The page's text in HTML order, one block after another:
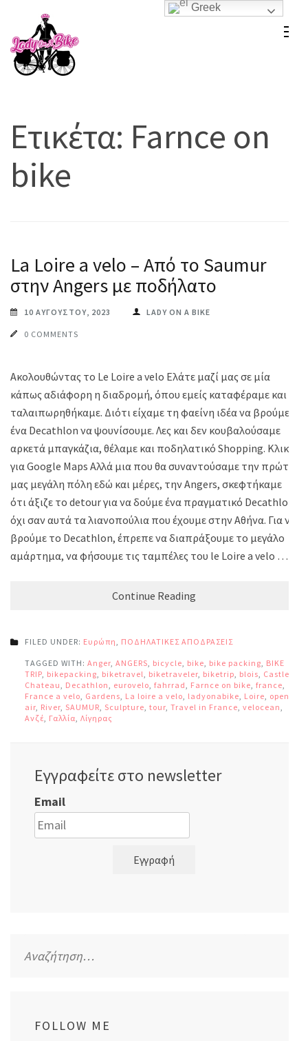
content
(Press
Ετικέτα: Farnce on
bike
La Loire a velo – Από το Saumur
στην Angers με ποδήλατο
10 ΑΥΓΟΎΣΤΟΥ, 2023 LADY ON A BIKE
0 COMMENTS
Ακολουθώντας το Le Loire a velo Ελάτε μαζί μας σε μία
κάπως αδιάφορη η διαδρομή, όπου εμείς καταφέραμε και
ταλαιπωρηθήκαμε. Διότι είχαμε τη φαείνη ιδέα να βρούμε
ένα Decathlon να ψουνίσουμε. Λες και δεν κουβαλούσαμε
αρκετά μπαγκάζια, θέλαμε και ποδηλατικό Shopping. Κλικ
για Google Maps Αλλά μια που θα συναντούσαμε την πρώτη
μας μεγάλη πόλη εδώ και μέρες, την Angers, σκεφτήκαμε
ότι άξιζε το detour για να δούμε ένα πραγματικό Decathlon,
όχι σαν αυτά τα λιανοπούλια που έχουμε στην Αθήνα. Για να
βρούμε το Decathlon, έπρεπε να διαπράξουμε το μεγάλο
αμάρτημα, να φήσουμε τις ταμπέλες του le Loire a velo …
Continue Reading
FILED UNDER: Ευρώπη, ΠΟΔΗΛΑΤΙΚΕΣ ΑΠΟΔΡΑΣΕΙΣ
TAGGED WITH: Anger, ANGERS, bicycle, bike, bike packing, BIKE
TRIP, bikepacking, biketravel, biketraveler, biketrip, blois, Castle
Chateau, Decathlon, eurovelo, fahrrad, Farnce on bike, france,
France a velo, Gardens, La loire a velo, ladyonabike, Loire, open
air, River, SAUMUR, Sculpture, tour, Travel in France, velocean,
Ανζέ, Γαλλία, Λίγηρας
Εγγραφείτε στο newsletter
Email
Εγγραφή
για:
FOLLOW ME
Greek